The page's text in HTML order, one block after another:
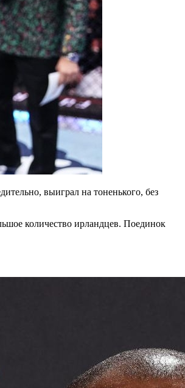
выиграл на тоненького, без
количество ирландцев. Поединок